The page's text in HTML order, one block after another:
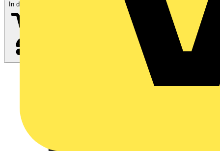
In den Warenkorb